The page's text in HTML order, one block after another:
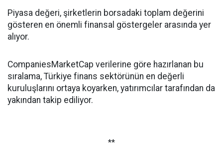
Piyasa değeri, şirketlerin borsadaki toplam değerini
gösteren en önemli finansal göstergeler arasında yer
alıyor.
CompaniesMarketCap verilerine göre hazırlanan bu
sıralama, Türkiye finans sektörünün en değerli
kuruluşlarını ortaya koyarken, yatırımcılar tarafından da
yakından takip ediliyor.
**